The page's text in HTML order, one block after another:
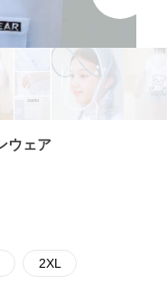
ウェア
2XL